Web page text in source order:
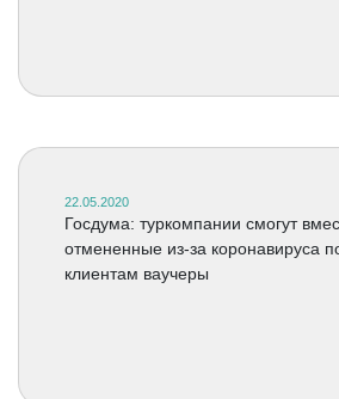
22.05.2020
Госдума: туркомпании смогут
отмененные из-за коронавируса
клиентам ваучеры